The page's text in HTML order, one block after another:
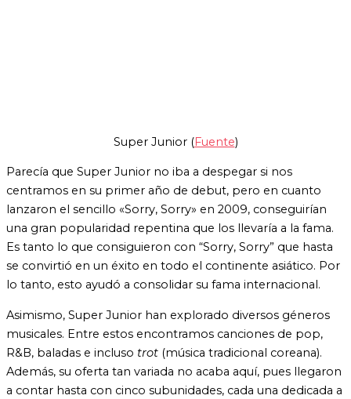
Super Junior (Fuente)
Parecía que Super Junior no iba a despegar si nos
centramos en su primer año de debut, pero en cuanto
lanzaron el sencillo «Sorry, Sorry» en 2009, conseguirían
una gran popularidad repentina que los llevaría a la fama.
Es tanto lo que consiguieron con “Sorry, Sorry” que hasta
se convirtió en un éxito en todo el continente asiático. Por
lo tanto, esto ayudó a consolidar su fama internacional.
Asimismo, Super Junior han explorado diversos géneros
musicales. Entre estos encontramos canciones de pop,
R&B, baladas e incluso trot (música tradicional coreana).
Además, su oferta tan variada no acaba aquí, pues llegaron
a contar hasta con cinco subunidades, cada una dedicada a